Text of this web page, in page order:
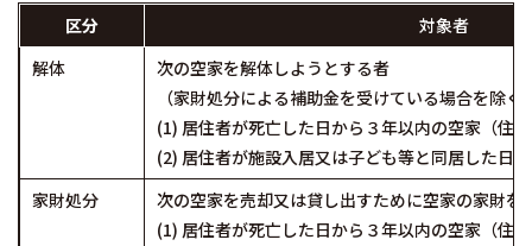
区分
対象者
解体
次の空家を解体しようとする者
（家財処分による補助金を受けている場合を除く
(1) 居住者が死亡した日から３年以内の空家（住
(2) 居住者が施設入居又は子ども等と同居した日
家財処分
次の空家を売却又は貸し出すために空家の家財を
(1) 居住者が死亡した日から３年以内の空家（住